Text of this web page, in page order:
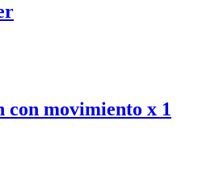
con movimiento x 1